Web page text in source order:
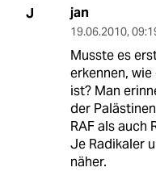
J jan
19.06.2010,
Musste es
erkennen,
ist? Man
der
RAF als auch
Je Radikaler
näher.